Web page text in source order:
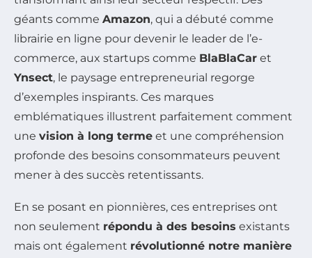
géants comme Amazon, qui a débuté comme
librairie en ligne pour devenir le leader de l’e-
commerce, aux startups comme BlaBlaCar et
Ynsect, le paysage entrepreneurial regorge
d’exemples inspirants. Ces marques
emblématiques illustrent parfaitement comment
une vision à long terme et une compréhension
profonde des besoins consommateurs peuvent
mener à des succès retentissants.
En se posant en pionnières, ces entreprises ont
non seulement répondu à des besoins existants
mais ont également révolutionné notre manière